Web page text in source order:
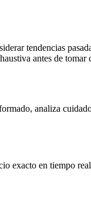
tendencias
antes de tomar
analiza
exacto en tiempo